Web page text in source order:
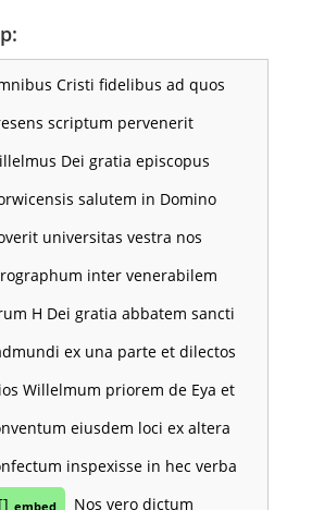
Cristi fidelibus ad quos
scriptum pervenerit
Dei gratia episcopus
salutem in Domino
universitas vestra nos
inter venerabilem
H Dei gratia abbatem sancti
ex una parte et dilectos
Willelmum priorem de Eya et
eiusdem loci ex altera
inspexisse in hec verba
[] embed
Nos vero dictum